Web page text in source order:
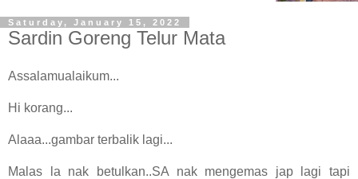
Saturday, January 15, 2022
Sardin Goreng Telur Mata
Assalamualaikum...
Hi korang...
Alaaa...gambar terbalik lagi...
Malas la nak betulkan..SA nak mengemas jap lagi tapi